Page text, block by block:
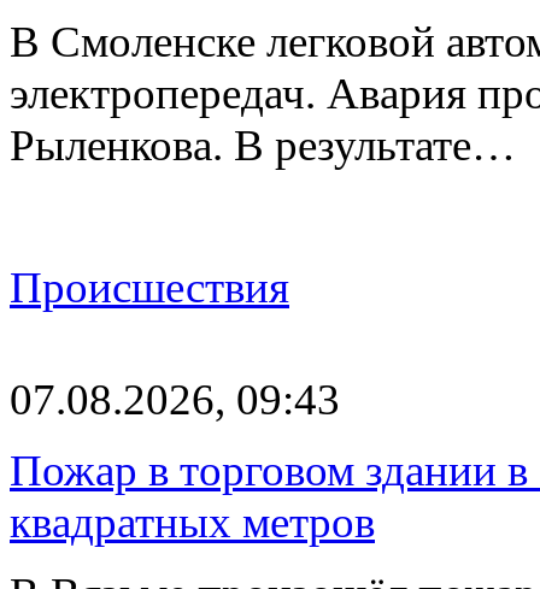
В Смоленске легковой
электропередач. Авария
Рыленкова. В результате…
Происшествия
07.08.2026, 09:43
Пожар в торговом здании
квадратных метров